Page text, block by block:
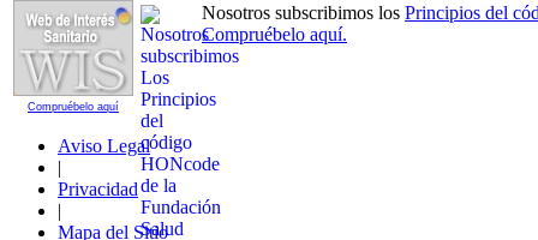
Nosotros subscribimos los Principios del
Compruébelo aquí.
Compruébelo aquí
Aviso Legal
|
Privacidad
|
Mapa del Sitio